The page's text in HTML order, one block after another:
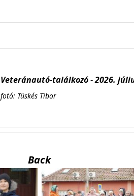
Veteránautó-találkozó - 2026.
fotó: Tüskés Tibor
Back